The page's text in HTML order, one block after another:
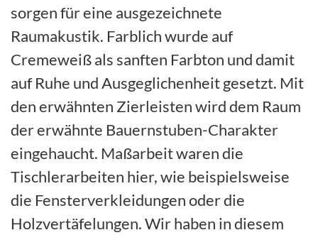
sorgen für eine ausgezeichnete
Raumakustik. Farblich wurde auf
Cremeweiß als sanften Farbton und damit
auf Ruhe und Ausgeglichenheit gesetzt. Mit
den erwähnten Zierleisten wird dem Raum
der erwähnte Bauernstuben-Charakter
eingehaucht. Maßarbeit waren die
Tischlerarbeiten hier, wie beispielsweise
die Fensterverkleidungen oder die
Holzvertäfelungen. Wir haben in diesem